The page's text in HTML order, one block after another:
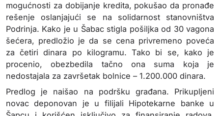
mogućnosti za dobijanje kredita, pokušao da pronađe
rešenje oslanjajući se na solidarnost stanovništva
Podrinja. Kako je u Šabac stigla pošiljka od 30 vagona
šećera, predložio je da se cena privremeno poveća
za četiri dinara po kilogramu. Tako bi se, kako je
procenio, obezbedila tačno ona suma koja je
nedostajala za završetak bolnice – 1.200.000 dinara.
Predlog je naišao na podršku građana. Prikupljeni
novac deponovan je u filijali Hipotekarne banke u